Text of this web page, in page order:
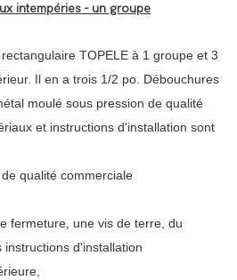
intempéries - un groupe
TOPELE à 1 groupe et 3
Il en a trois 1/2 po. Débouchures
moulé sous pression de qualité
et instructions d'installation sont
qualité commerciale
fermeture, une vis de terre, du
d'installation